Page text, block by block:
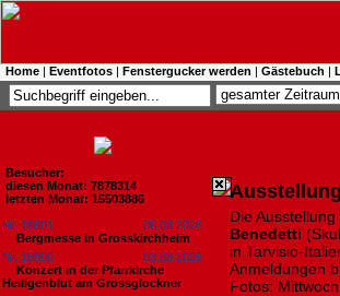
Home | Eventfotos | Fenstergucker werden | Gästebuch |
Besucher:
diesen Monat: 7878314
letzten Monat: 15503886
Nr. 18801
06.08.2026
Bergmesse in Grosskirchheim
Nr. 18800
03.08.2026
Konzert in der Pfarrkirche
Heiligenblut am Grossglockner
Die Ausstellung
Benedetti
in Tarvisio-
Anmeldungen
Fotos: